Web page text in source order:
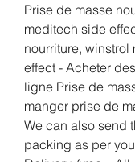
Prise de masse
meditech side
nourriture,
effect - Acheter
ligne Prise de
manger prise de
We can also send
packing as per